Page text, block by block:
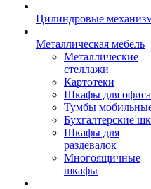
Цилиндровые
Металлическая мебель
Металлические
стеллажи
Картотеки
Шкафы для офиса
Тумбы
Бухгалтерские
Шкафы для
раздевалок
Многоящичные
шкафы